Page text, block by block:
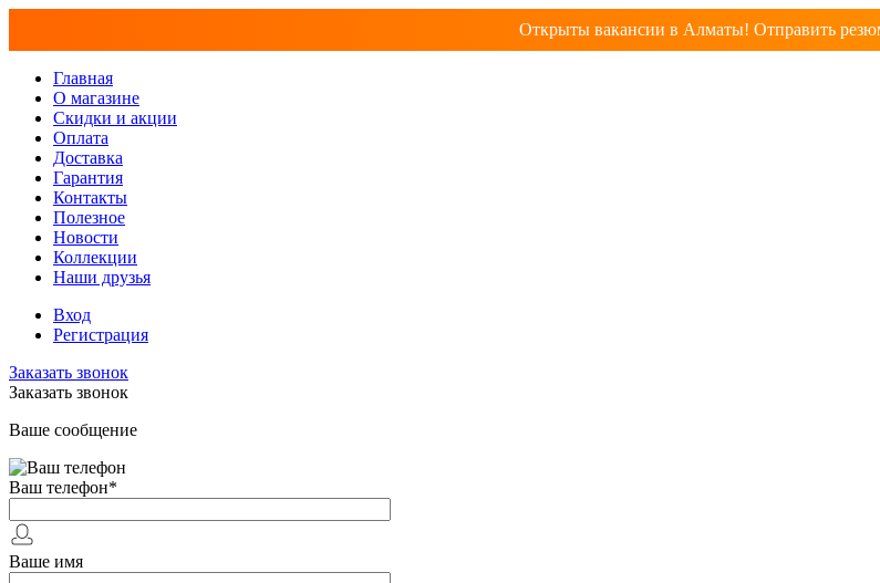
Открыты вакансии в Алматы! Отправить
Главная
О магазине
Скидки и акции
Оплата
Доставка
Гарантия
Контакты
Полезное
Новости
Коллекции
Наши друзья
Вход
Регистрация
Заказать звонок
Заказать звонок
Ваше сообщение
Ваш телефон*
Ваше имя